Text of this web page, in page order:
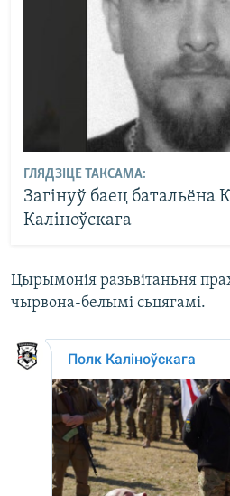
ГЛЯДЗІЦЕ ТАКСАМА:
Загінуў баец батальёна
Каліноўскага
Цырымонія разьвітаньня
чырвона-белымі сьцягамі.